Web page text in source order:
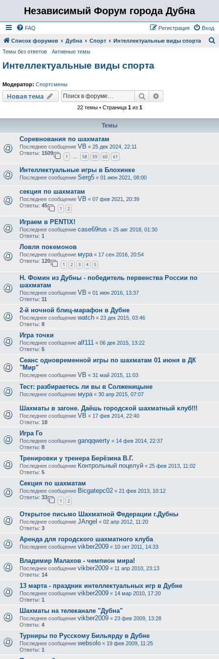
Независимый Форум города Дубна
FAQ Вход
Регистрация
Список форумов Дубна Спорт Интеллектуальные виды спорта
Темы без ответов Активные темы
Интеллектуальные виды спорта
Модератор: Спортсмены
Новая тема Поиск
22 темы • Страница 1из 1
Темы
Соревнования по шахматам
Последнее сообщение VB « 25 дек 2024, 22:11
Ответы: 1509
1 … 58 59 60 61
Интеллектуальные игры в Блохинке
Последнее сообщение Serg5 « 01 июн 2021, 08:00
секция по шахматам
Последнее сообщение VB « 07 фев 2021, 20:39
Ответы: 45
1 2
Играем в PENTIX!
Последнее сообщение case69rus « 25 авг 2018, 01:30
Ответы: 1
Ловля покемонов
Последнее сообщение мура « 17 сен 2016, 20:54
Ответы: 120
1 2 3 4 5
Н. Фомин из Дубны - победитель первенства России по
шахматам
Последнее сообщение VB « 01 июн 2016, 13:37
Ответы: 11
2-й ночной блиц-марафон в Дубне
Последнее сообщение watch « 23 дек 2015, 03:46
Ответы: 8
Игра точки
Последнее сообщение alf111 « 06 дек 2015, 13:22
Ответы: 5
Сеанс одновременной игры по шахматам 01 июня в ДК
"Мир"
Последнее сообщение VB « 31 май 2015, 11:03
Тест: разбираетесь ли вы в Солженицыне
Последнее сообщение мура « 30 апр 2015, 07:07
Шахматы в загоне. Даёшь городской шахматный клуб!!!
Последнее сообщение VB « 17 фев 2014, 22:40
Ответы: 18
Игра Го
Последнее сообщение ganqqwerty « 14 фев 2014, 22:37
Ответы: 8
Тренировки у тренера Берёзина В.Г.
Последнее сообщение Контрольный поцелуй « 25 фев 2013, 11:02
Ответы: 5
Секция по шахматам
Последнее сообщение Bicgatepc02 « 21 фев 2013, 10:12
Ответы: 33
1 2
Открытое письмо Шахматной Федерации г.Дубны
Последнее сообщение JAngel « 02 апр 2012, 11:20
Ответы: 3
Аренда для городского шахматного клуба
Последнее сообщение vikber2009 « 10 окт 2011, 14:33
Владимир Малахов - чемпион мира!
Последнее сообщение vikber2009 « 11 апр 2010, 23:13
Ответы: 14
13 марта - праздник интеллектуальных игр в Дубне
Последнее сообщение vikber2009 « 14 мар 2010, 17:20
Ответы: 1
Шахматы на телеканале "Дубна"
Последнее сообщение vikber2009 « 23 фев 2009, 13:28
Ответы: 4
Турниры по Русскому Бильярду в Дубне
Последнее сообщение websolo « 19 фев 2009, 11:25
Ответы: 1